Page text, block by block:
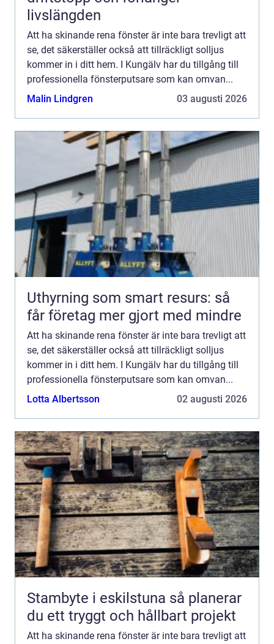
livslängden
Att ha skinande rena fönster är inte bara trevligt att
se, det säkerställer också att tillräckligt solljus
kommer in i ditt hem. I Kungälv har du tillgång till
professionella fönsterputsare som kan omvan...
Malin Lindgren
03 augusti 2026
Uthyrning som smart resurs: så
får företag mer gjort med mindre
Att ha skinande rena fönster är inte bara trevligt att
se, det säkerställer också att tillräckligt solljus
kommer in i ditt hem. I Kungälv har du tillgång till
professionella fönsterputsare som kan omvan...
Lotta Albertsson
02 augusti 2026
Stambyte i eskilstuna så planerar
du ett tryggt och hållbart projekt
Att ha skinande rena fönster är inte bara trevligt att